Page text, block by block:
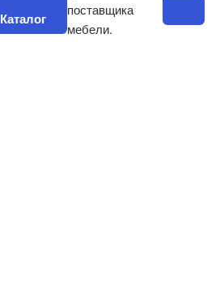
Каталог
поставщика
мебели.